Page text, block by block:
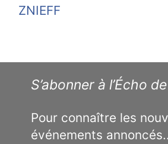
ZNIEFF
S’abonner à l’Écho
Pour connaître les
événements